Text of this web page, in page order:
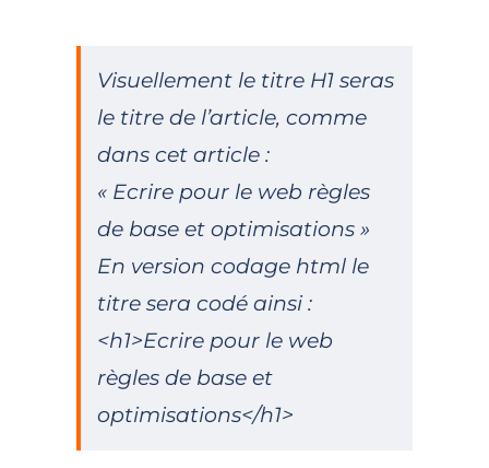
Visuellement le titre H1 seras
le titre de l’article, comme
dans cet article :
« Ecrire pour le web règles
de base et optimisations »
En version codage html le
titre sera codé ainsi :
<h1>Ecrire pour le web
règles de base et
optimisations</h1>